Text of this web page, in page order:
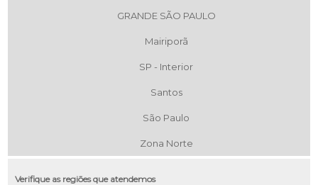
GRANDE SÃO PAULO
Mairiporã
SP - Interior
Santos
São Paulo
Zona Norte
Verifique as regiões que atendemos